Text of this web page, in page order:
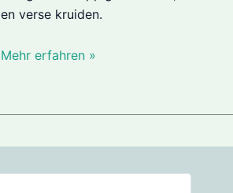
en verse kruiden.
Mehr erfahren »